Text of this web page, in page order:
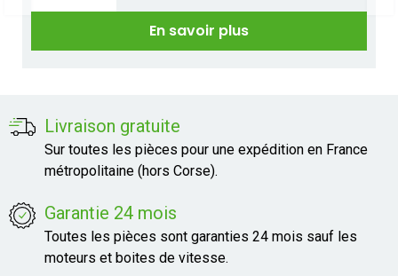
En savoir plus
Livraison gratuite
Sur toutes les pièces pour une expédition en France
métropolitaine (hors Corse).
Garantie 24 mois
Toutes les pièces sont garanties 24 mois sauf les
moteurs et boites de vitesse.